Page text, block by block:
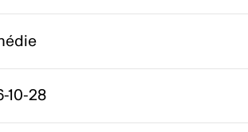
10-28